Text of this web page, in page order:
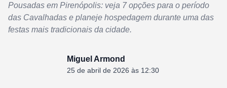
Pousadas em Pirenópolis: veja 7 opções para o período
das Cavalhadas e planeje hospedagem durante uma das
festas mais tradicionais da cidade.
Miguel Armond
25 de abril de 2026 às 12:30